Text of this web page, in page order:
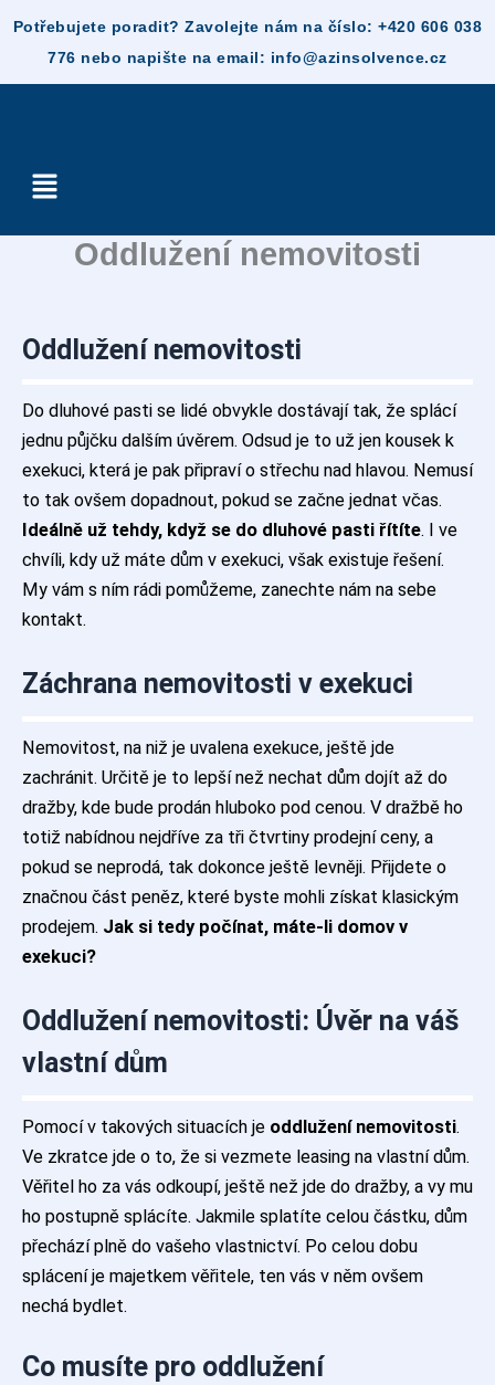
Menu
Oddlužení nemovitosti
Oddlužení nemovitosti
Do dluhové pasti se lidé obvykle dostávají tak, že splácí
jednu půjčku dalším úvěrem. Odsud je to už jen kousek k
exekuci, která je pak připraví o střechu nad hlavou. Nemusí
to tak ovšem dopadnout, pokud se začne jednat včas.
Ideálně už tehdy, když se do dluhové pasti řítíte. I ve
chvíli, kdy už máte dům v exekuci, však existuje řešení.
My vám s ním rádi pomůžeme, zanechte nám na sebe
kontakt.
Záchrana nemovitosti v exekuci
Nemovitost, na niž je uvalena exekuce, ještě jde
zachránit. Určitě je to lepší než nechat dům dojít až do
dražby, kde bude prodán hluboko pod cenou. V dražbě ho
totiž nabídnou nejdříve za tři čtvrtiny prodejní ceny, a
pokud se neprodá, tak dokonce ještě levněji. Přijdete o
značnou část peněz, které byste mohli získat klasickým
prodejem. Jak si tedy počínat, máte-li domov v
exekuci?
Oddlužení nemovitosti: Úvěr na váš
vlastní dům
Pomocí v takových situacích je oddlužení nemovitosti.
Ve zkratce jde o to, že si vezmete leasing na vlastní dům.
Věřitel ho za vás odkoupí, ještě než jde do dražby, a vy mu
ho postupně splácíte. Jakmile splatíte celou částku, dům
přechází plně do vašeho vlastnictví. Po celou dobu
splácení je majetkem věřitele, ten vás v něm ovšem
nechá bydlet.
Co musíte pro oddlužení